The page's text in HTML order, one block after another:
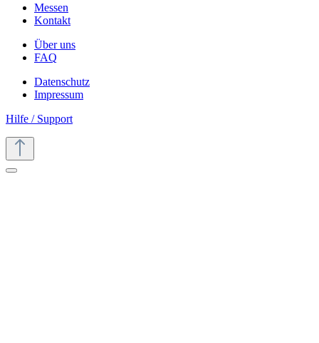
Messen
Kontakt
Über uns
FAQ
Datenschutz
Impressum
Hilfe / Support